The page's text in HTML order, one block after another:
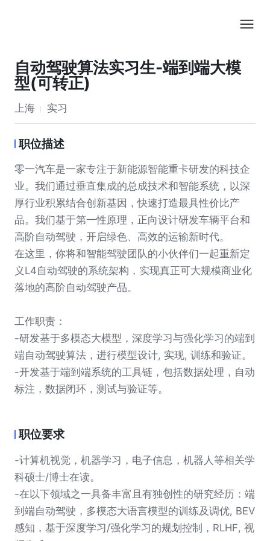
自动驾驶算法实习生-端到端大模
型(可转正)
上海 实习
职位描述
零一汽车是一家专注于新能源智能重卡研发的科技企
业。我们通过垂直集成的总成技术和智能系统，以深
厚行业积累结合创新基因，快速打造最具性价比产
品。我们基于第一性原理，正向设计研发车辆平台和
高阶自动驾驶，开启绿色、高效的运输新时代。
在这里，你将和智能驾驶团队的小伙伴们一起重新定
义L4自动驾驶的系统架构，实现真正可大规模商业化
落地的高阶自动驾驶产品。
工作职责：
-研发基于多模态大模型，深度学习与强化学习的端到
端自动驾驶算法，进行模型设计, 实现, 训练和验证。
-开发基于端到端系统的工具链，包括数据处理，自动
标注，数据闭环，测试与验证等。
职位要求
-计算机视觉，机器学习，电子信息，机器人等相关学
科硕士/博士在读。
-在以下领域之一具备丰富且有独创性的研究经历：端
到端自动驾驶，多模态大语言模型的训练及调优, BEV
感知，基于深度学习/强化学习的规划控制，RLHF, 视